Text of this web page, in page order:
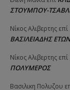
ΣΤΟΥΜΠΟΥ-
Νίκος Αλιβερτης επί
ΒΑΣΙΛΕΙΑΔΗΣ
Νίκος Αλιβερτης επί
ΠΟΛΥΜΕΡΟΣ
Βασιλικη Πολυζου